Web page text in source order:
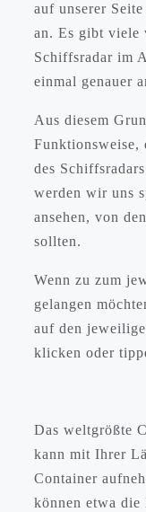
auf unserer
an. Es gibt viele
Schiffsradar im
einmal genauer
Aus diesem
Funktionsweise,
des
werden wir uns
ansehen, von
sollten.
Wenn zu zum
gelangen
auf den
klicken oder
Das weltgrößte
kann mit Ihrer
Container
können etwa die